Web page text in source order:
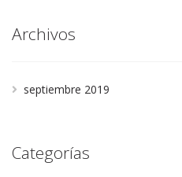
Archivos
septiembre 2019
Categorías